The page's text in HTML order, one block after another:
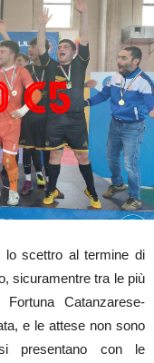
lo scettro al termine di
sicuramentre tra le più
Catanzarese-
e le attese non sono
presentano con le